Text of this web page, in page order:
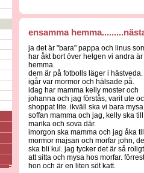
ensamma
ja det är "bara" pappa och linus
har åkt bort över helgen vi andra är
hemma.
dem är på fotbolls läger i hästveda.
igår var mormor och hälsade på.
idag har mamma kelly moster och
johanna och jag förstås, varit ute
shoppat lite. ikväll ska vi bara
soffan mamma och jag, kelly ska till
marika och sova där.
imorgon ska mamma och jag åka
mormor majsan och morfar john,
ska bli kul. jag tycker det är så roligt
att sitta och mysa hos morfar.
hon och är en liten söt katt.